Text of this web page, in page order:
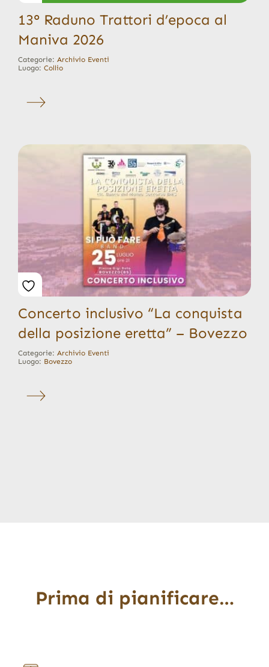
13° Raduno Trattori d’epoca al
Maniva 2026
Categorie: Archivio Eventi
Luogo: Collio
Concerto inclusivo “La conquista
della posizione eretta” – Bovezzo
Categorie: Archivio Eventi
Luogo: Bovezzo
Prima di pianificare…